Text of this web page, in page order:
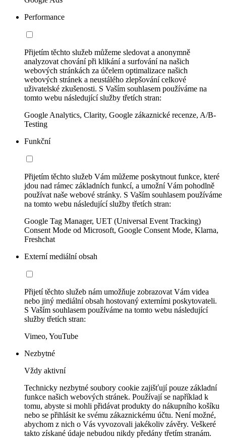
Performance
Přijetím těchto služeb můžeme sledovat a anonymně
analyzovat chování při klikání a surfování na našich
webových stránkách za účelem optimalizace našich
webových stránek a neustálého zlepšování celkové
uživatelské zkušenosti. S Vaším souhlasem používáme na
tomto webu následující služby třetích stran:
Google Analytics, Clarity, Google zákaznické recenze, A/B-
Testing
Funkční
Přijetím těchto služeb Vám můžeme poskytnout funkce, které
jdou nad rámec základních funkcí, a umožní Vám pohodlně
používat naše webové stránky. S Vaším souhlasem používáme
na tomto webu následující služby třetích stran:
Google Tag Manager, UET (Universal Event Tracking)
Consent Mode od Microsoft, Google Consent Mode, Klarna,
Freshchat
Externí mediální obsah
Přijetí těchto služeb nám umožňuje zobrazovat Vám videa
nebo jiný mediální obsah hostovaný externími poskytovateli.
S Vaším souhlasem používáme na tomto webu následující
služby třetích stran:
Vimeo, YouTube
Nezbytné
Vždy aktivní
Technicky nezbytné soubory cookie zajišťují pouze základní
funkce našich webových stránek. Používají se například k
tomu, abyste si mohli přidávat produkty do nákupního košíku
nebo se přihlásit ke svému zákaznickému účtu. Není možné,
abychom z nich o Vás vyvozovali jakékoliv závěry. Veškeré
takto získané údaje nebudou nikdy předány třetím stranám.